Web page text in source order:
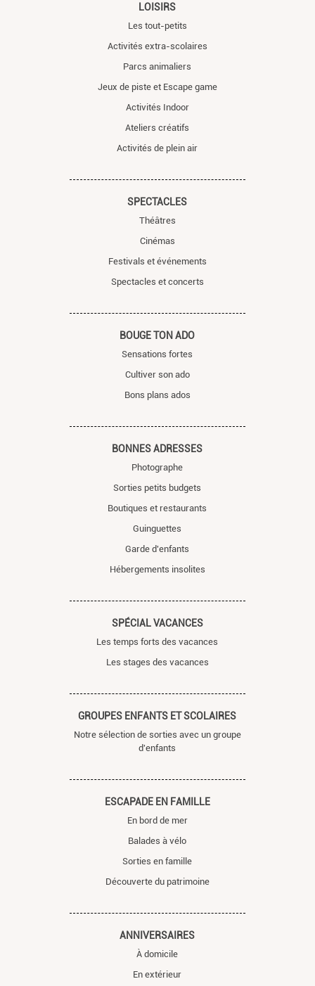
LOISIRS
Les tout-petits
Activités extra-scolaires
Parcs animaliers
Jeux de piste et Escape game
Activités Indoor
Ateliers créatifs
Activités de plein air
SPECTACLES
Théâtres
Cinémas
Festivals et événements
Spectacles et concerts
BOUGE TON ADO
Sensations fortes
Cultiver son ado
Bons plans ados
BONNES ADRESSES
Photographe
Sorties petits budgets
Boutiques et restaurants
Guinguettes
Garde d'enfants
Hébergements insolites
SPÉCIAL VACANCES
Les temps forts des vacances
Les stages des vacances
GROUPES ENFANTS ET SCOLAIRES
Notre sélection de sorties avec un groupe
d'enfants
ESCAPADE EN FAMILLE
En bord de mer
Balades à vélo
Sorties en famille
Découverte du patrimoine
ANNIVERSAIRES
À domicile
En extérieur